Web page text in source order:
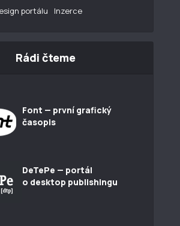
portálu Inzerce
Rádi čteme
Font — první grafický
časopis
DeTePe — portál
o desktop publishingu